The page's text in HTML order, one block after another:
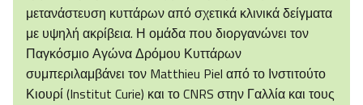
μετανάστευση κυττάρων από σχετικά κλινικά δείγματα
με υψηλή ακρίβεια. Η ομάδα που διοργανώνει τον
Παγκόσμιο Αγώνα Δρόμου Κυττάρων
συμπεριλαμβάνει τον Matthieu Piel από το Ινστιτούτο
Κιουρί (Institut Curie) και το CNRS στην Γαλλία και τους